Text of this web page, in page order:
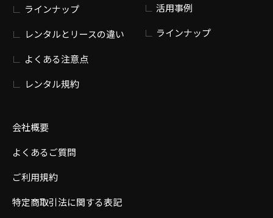
ラインナップ
レンタルとリースの違い
よくある注意点
レンタル規約
会社概要
よくあるご質問
ご利用規約
特定商取引法に関する表記
活用事例
ラインナップ